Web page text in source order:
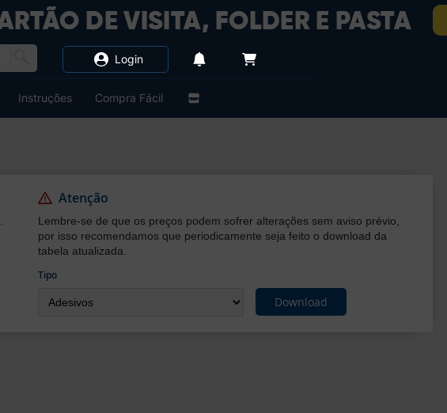
Instruções Compra Fácil
Login
Atenção
Lembre-se de que os preços podem sofrer alterações sem aviso prévio,
por isso recomendamos que periodicamente seja feito o download da
tabela atualizada.
Tipo
Download